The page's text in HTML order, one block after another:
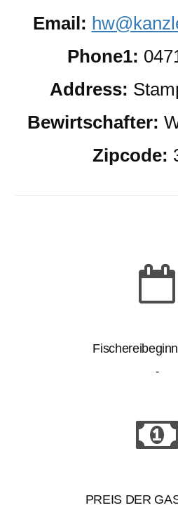
Email:
Phone1:
Address:
Bewirtschafter:
Zipcode:
-
PREIS DER